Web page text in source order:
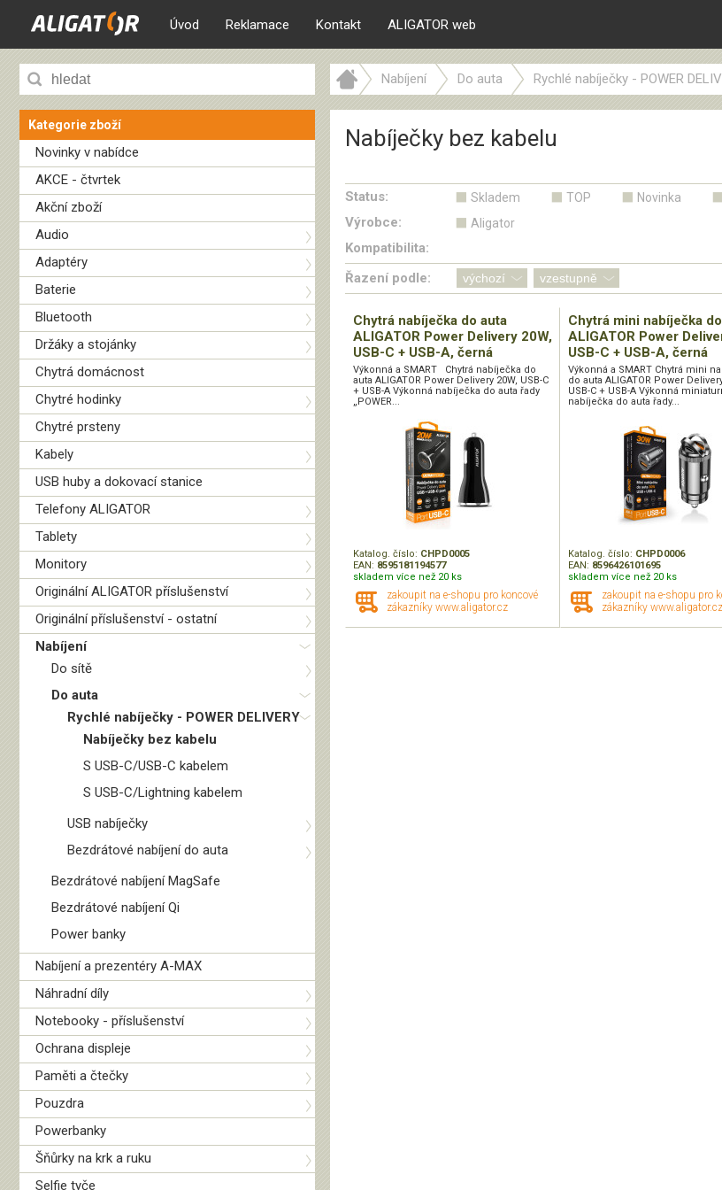
Úvod Reklamace Kontakt ALIGATOR web
Kategorie zboží
Novinky v nabídce
AKCE - čtvrtek
Akční zboží
Audio
Adaptéry
Baterie
Bluetooth
Držáky a stojánky
Chytrá domácnost
Chytré hodinky
Chytré prsteny
Kabely
USB huby a dokovací stanice
Telefony ALIGATOR
Tablety
Monitory
Originální ALIGATOR příslušenství
Originální příslušenství - ostatní
Nabíjení
Do sítě
Do auta
Rychlé nabíječky - POWER DELIVERY
Nabíječky bez kabelu
S USB-C/USB-C kabelem
S USB-C/Lightning kabelem
USB nabíječky
Bezdrátové nabíjení do auta
Bezdrátové nabíjení MagSafe
Bezdrátové nabíjení Qi
Power banky
Nabíjení a prezentéry A-MAX
Náhradní díly
Notebooky - příslušenství
Ochrana displeje
Paměti a čtečky
Pouzdra
Powerbanky
Šňůrky na krk a ruku
Selfie tyče
Nabíjení Do auta Rychlé nabíječky - POWER
Nabíječky bez kabelu
Status: Skladem TOP Novinka
Výrobce: Aligator
Kompatibilita:
Řazení podle:
Chytrá nabíječka do auta
ALIGATOR Power Delivery 20W,
USB-C + USB-A, černá
Výkonná a SMART Chytrá nabíječka do
auta ALIGATOR Power Delivery 20W, USB-C
+ USB-A Výkonná nabíječka do auta řady
„POWER...
Katalog. číslo: CHPD0005
EAN: 8595181194577
skladem více než 20 ks
zakoupit na e-shopu pro koncové
zákazníky www.aligator.cz
Chytrá mini nabíječka
ALIGATOR Power
USB-C + USB-A, černá
Výkonná a SMART Chytrá mini
do auta ALIGATOR Power
USB-C + USB-A Výkonná
nabíječka do auta řady...
Katalog. číslo: CHPD0006
EAN: 8596426101695
skladem více než 20 ks
zakoupit na e-shopu pro
zákazníky www.aligator.cz